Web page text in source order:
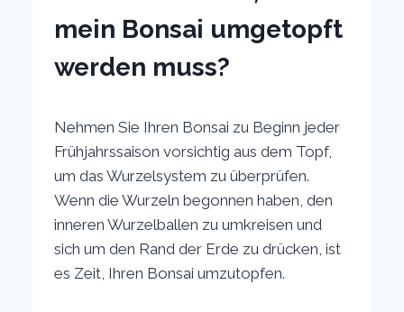
mein Bonsai umgetopft
werden muss?
Nehmen Sie Ihren Bonsai zu Beginn jeder
Frühjahrssaison vorsichtig aus dem Topf,
um das Wurzelsystem zu überprüfen.
Wenn die Wurzeln begonnen haben, den
inneren Wurzelballen zu umkreisen und
sich um den Rand der Erde zu drücken, ist
es Zeit, Ihren Bonsai umzutopfen.